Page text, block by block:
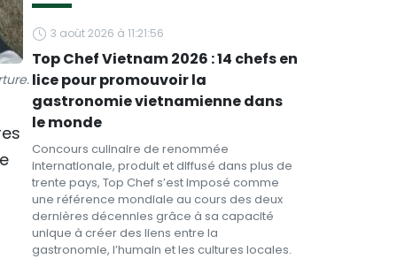
3 août 2026 à 11:21:56
Top Chef Vietnam 2026 : 14 chefs en
lice pour promouvoir la
gastronomie vietnamienne dans
le monde
Concours culinaire de renommée
internationale, produit et diffusé dans plus de
trente pays, Top Chef s’est imposé comme
une référence mondiale au cours des deux
dernières décennies grâce à sa capacité
unique à créer des liens entre la
gastronomie, l’humain et les cultures locales.